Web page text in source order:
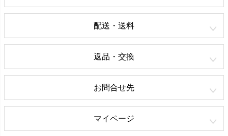
配送・送料
返品・交換
お問合せ先
マイページ